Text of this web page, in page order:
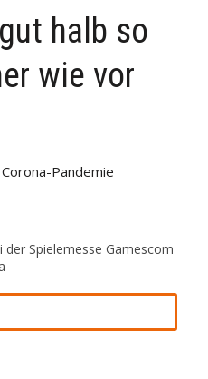
halb so
wie vor
Corona-Pandemie
der Spielemesse Gamescom